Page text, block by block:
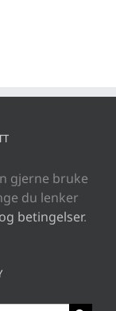
gjerne bruke
du lenker
betingelser.